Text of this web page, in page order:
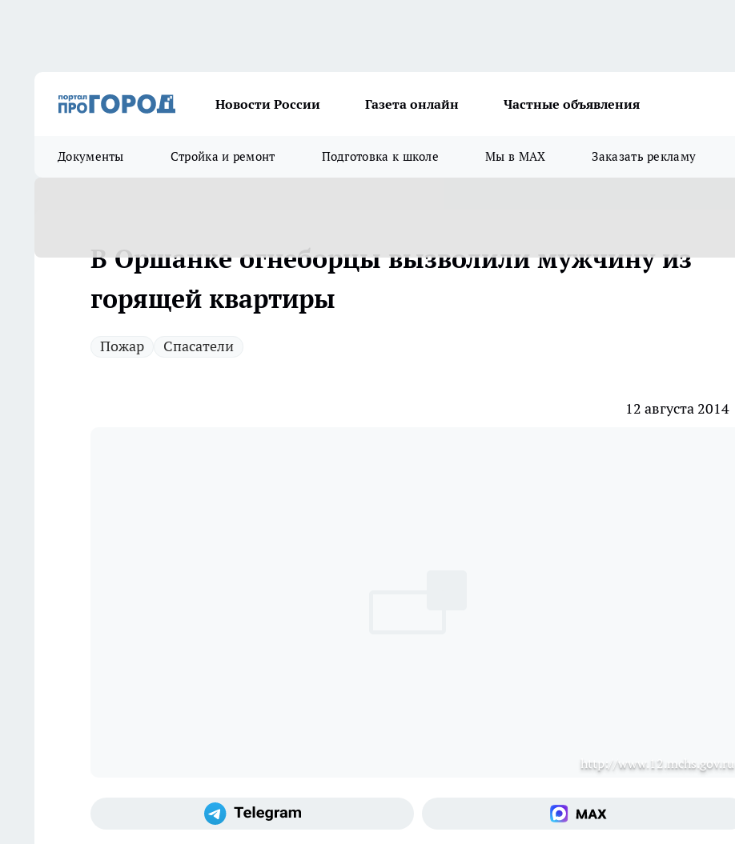
Новости России Газета онлайн Частные объявления
Документы Стройка и ремонт Подготовка к школе Мы в MAX Заказать рекламу
В Оршанке огнеборцы вызволили мужчину из
горящей квартиры
Пожар Спасатели
12 августа 2014
http://www.12.mchs.gov.ru